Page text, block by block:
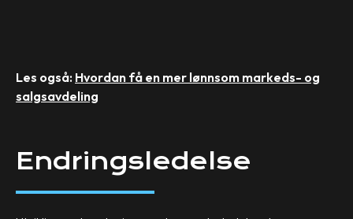
Les også: Hvordan få en mer lønnsom markeds- og
salgsavdeling
Endringsledelse